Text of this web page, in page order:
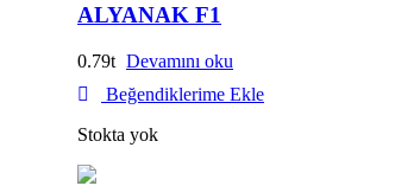
ALYANAK F1
0.79
Devamını oku
Beğendiklerime Ekle
Stokta yok